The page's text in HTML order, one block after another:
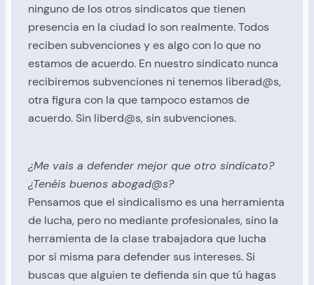
ninguno de los otros sindicatos que tienen
presencia en la ciudad lo son realmente. Todos
reciben subvenciones y es algo con lo que no
estamos de acuerdo. En nuestro sindicato nunca
recibiremos subvenciones ni tenemos liberad@s,
otra figura con la que tampoco estamos de
acuerdo. Sin liberd@s, sin subvenciones.
¿Me vais a defender mejor que otro sindicato?
¿Tenéis buenos abogad@s?
Pensamos que el sindicalismo es una herramienta
de lucha, pero no mediante profesionales, sino la
herramienta de la clase trabajadora que lucha
por sí misma para defender sus intereses. Si
buscas que alguien te defienda sin que tú hagas